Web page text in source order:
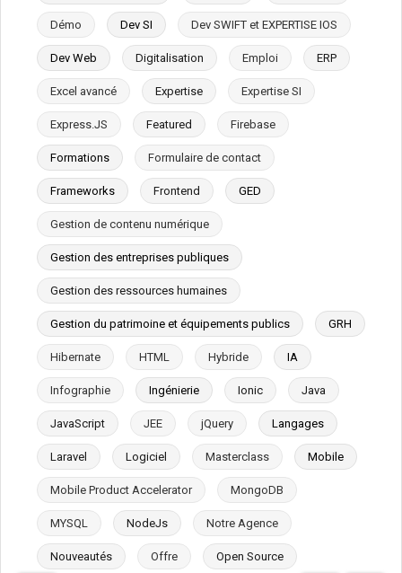
Démo Dev SI Dev SWIFT et EXPERTISE IOS
Dev Web Digitalisation Emploi ERP
Excel avancé Expertise Expertise SI
Express.JS Featured Firebase
Formations Formulaire de contact
Frameworks Frontend GED
Gestion de contenu numérique
Gestion des entreprises publiques
Gestion des ressources humaines
Gestion du patrimoine et équipements publics GRH
Hibernate HTML Hybride IA
Infographie Ingénierie Ionic Java
JavaScript JEE jQuery Langages
Laravel Logiciel Masterclass Mobile
Mobile Product Accelerator MongoDB
MYSQL NodeJs Notre Agence
Nouveautés Offre Open Source